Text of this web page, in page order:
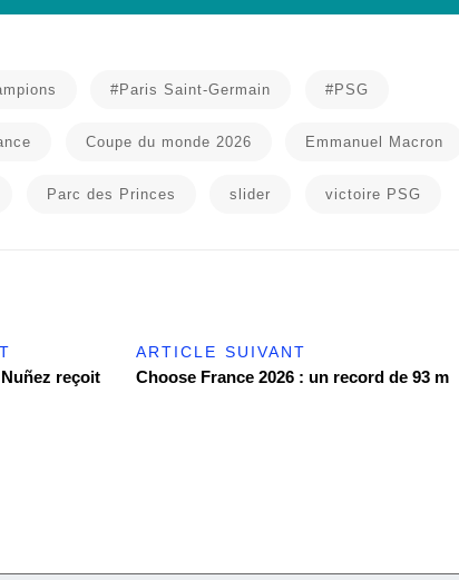
#Paris Saint-Germain #PSG
Coupe du monde 2026 Emmanuel Macron
Parc des Princes slider victoire PSG
reçoit
ARTICLE SUIVANT
Choose France 2026 : un record de 93 m